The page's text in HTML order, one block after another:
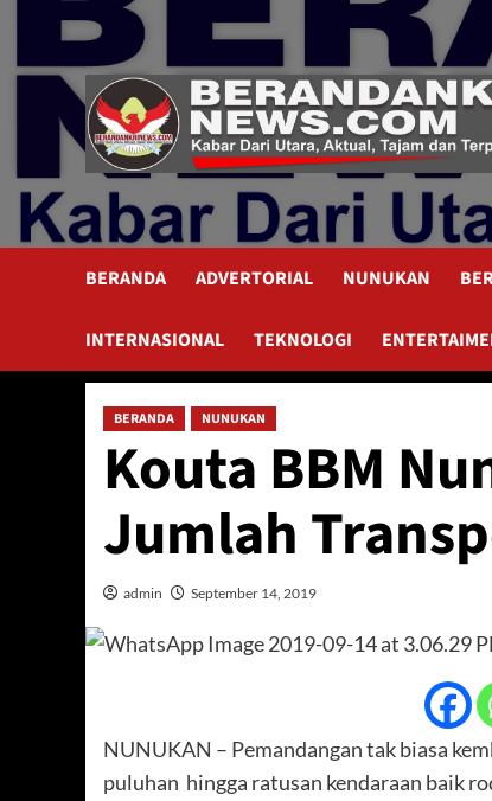
content
BERANDA ADVERTORIAL NUNUKAN
INTERNASIONAL TEKNOLOGI
BERANDA NUNUKAN
Kouta BBM
Jumlah
admin September 14, 2019
NUNUKAN – Pemandangan tak biasa
puluhan hingga ratusan kendaraan baik